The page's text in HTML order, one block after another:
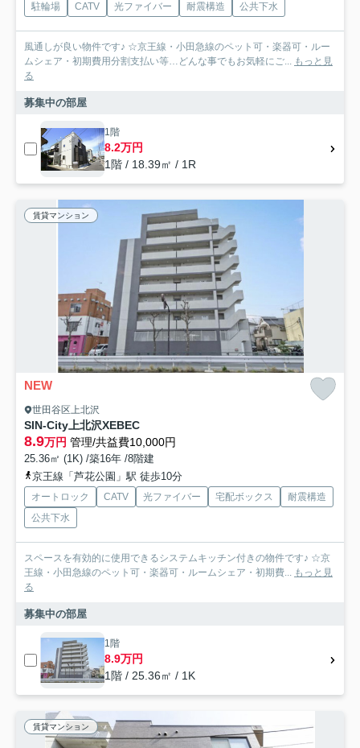
駐輪場 CATV 光ファイバー 耐震構造 公共下水
風通しが良い物件です♪ ☆京王線・小田急線のペット可・楽器可・ルー
ムシェア・初期費用分割支払い等…どんな事でもお気軽にご... もっと見
る
募集中の部屋
1階
8.2万円
1階 / 18.39㎡ / 1R
賃貸マンション
NEW
世田谷区上北沢
SIN-City上北沢XEBEC
8.9万円 管理/共益費10,000円
25.36㎡ (1K) /築16年 /8階建
京王線「芦花公園」駅 徒歩10分
オートロック CATV 光ファイバー 宅配ボックス
耐震構造
公共下水
スペースを有効的に使用できるシステムキッチン付きの物件です♪ ☆京
王線・小田急線のペット可・楽器可・ルームシェア・初期費... もっと見
る
募集中の部屋
1階
8.9万円
1階 / 25.36㎡ / 1K
賃貸マンション